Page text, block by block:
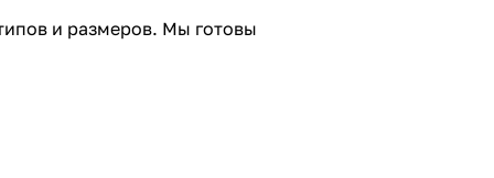
и размеров. Мы готовы